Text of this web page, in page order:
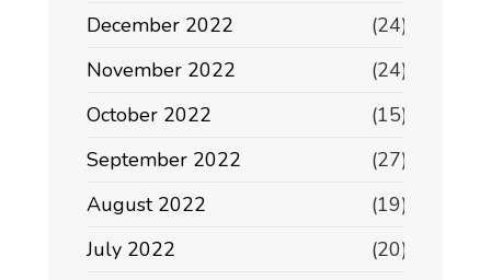
December 2022
(24)
November 2022
(24)
October 2022
(15)
September 2022
(27)
August 2022
(19)
July 2022
(20)